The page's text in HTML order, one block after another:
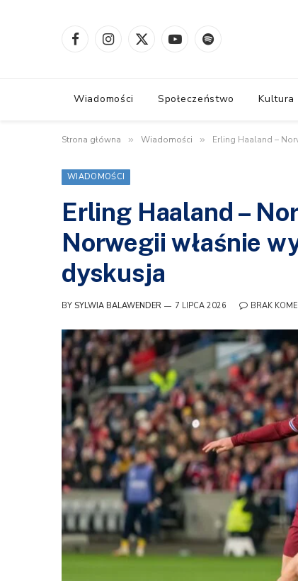
FacebookInstagram
X
YouTubeSpotify
Wiadomości Społeczeństwo Kultura
Strona główna » Wiadomości » Erling Haaland –
WIADOMOŚCI
Erling Haaland –
Norwegii właśnie
dyskusja
BY SYLWIA BALAWENDER 7 LIPCA 2026 BRAK